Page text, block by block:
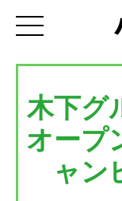
木下グ
オープ
ャン